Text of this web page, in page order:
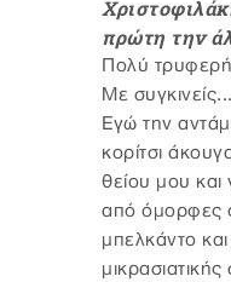
πρώτη την
Πολύ τρυφερή
Με συγκινείς...
Εγώ την
κορίτσι
θείου μου και
από όμορφες
μπελκάντο